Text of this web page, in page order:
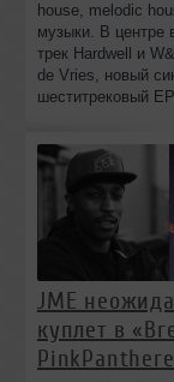
house, melodic
музыки. В центре
трек Hardwell и
de Vries, новый
шеститрековый
JME
куплет в